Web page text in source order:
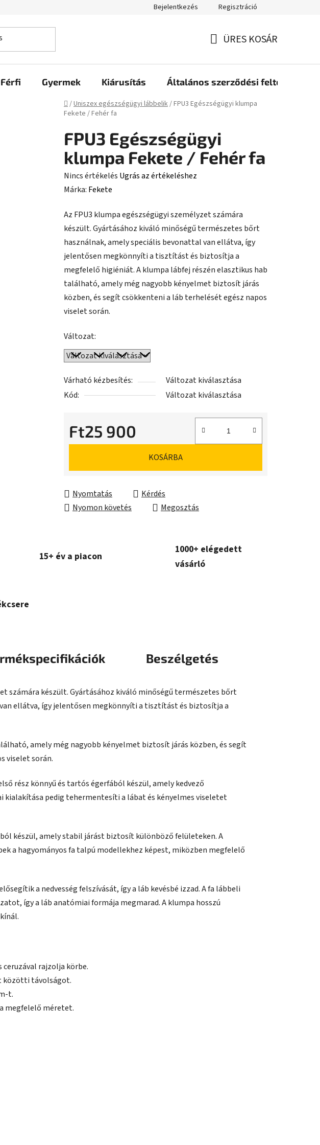
Bejelentkezés Regisztráció
ÜRES KOSÁR
Férfi Gyermek Kiárusítás Általános szerződési feltételek
Kezdőlap
/Uniszex egészségügyi lábbelik/FPU3 Egészségügyi klumpa
Fekete / Fehér fa
FPU3 Egészségügyi
klumpa Fekete / Fehér fa
A
termék
értékelése
5-
ből
0,0
csillag.
Nincs értékelés Ugrás az értékeléshez
Márka: Fekete
Az FPU3 klumpa egészségügyi személyzet számára
készült. Gyártásához kiváló minőségű természetes bőrt
használnak, amely speciális bevonattal van ellátva, így
jelentősen megkönnyíti a tisztítást és biztosítja a
megfelelő higiéniát. A klumpa lábfej részén elasztikus hab
található, amely még nagyobb kényelmet biztosít járás
közben, és segít csökkenteni a láb terhelését egész napos
viselet során.
Változat:
Várható kézbesítés:
Változat kiválasztása
Kód:
Változat kiválasztása
Ft25 900
Egységár:
KOSÁRBA
Nyomtatás
Kérdés
Nyomon követés
Megosztás
15+ év a piacon
1000+ elégedett
vásárló
Beszélgetés
számára készült. Gyártásához kiváló minőségű természetes bőrt
ellátva, így jelentősen megkönnyíti a tisztítást és biztosítja a
amely még nagyobb kényelmet biztosít járás közben, és segít
viselet során.
rész könnyű és tartós égerfából készül, amely kedvező
pedig tehermentesíti a lábat és kényelmes viseletet
készül, amely stabil járást biztosít különböző felületeken. A
a hagyományos fa talpú modellekhez képest, miközben megfelelő
a nedvesség felszívását, így a láb kevésbé izzad. A fa lábbeli
így a láb anatómiai formája megmarad. A klumpa hosszú
ceruzával rajzolja körbe.
közötti távolságot.
t.
megfelelő méretet.